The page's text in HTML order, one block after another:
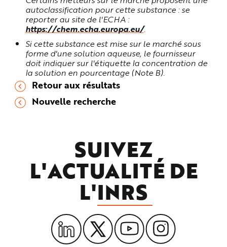
autoclassification pour cette substance : se
reporter au site de l'ECHA :
https://chem.echa.europa.eu/.
Si cette substance est mise sur le marché sous
forme d'une solution aqueuse, le fournisseur
doit indiquer sur l'étiquette la concentration de
la solution en pourcentage (Note B).
Retour aux résultats
Nouvelle recherche
SUIVEZ
L'ACTUALITÉ DE
L'INRS